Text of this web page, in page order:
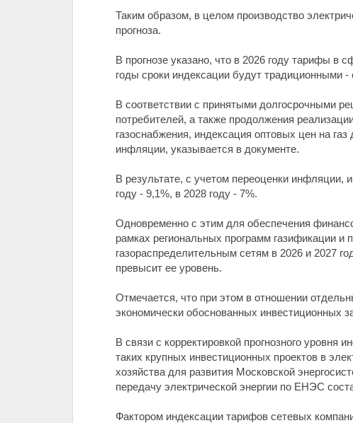
Таким образом, в целом производство
прогноза.
В прогнозе указано, что в 2026 году тарифы в
годы сроки индексации будут традиционными -
В соответствии с принятыми долгосрочными
потребителей, а также продолжения
газоснабжения, индексация оптовых цен на
инфляции, указывается в документе.
В результате, с учетом переоценки инфляции,
году - 9,1%, в 2028 году - 7%.
Одновременно с этим для обеспечения
рамках региональных программ газификации и
газораспределительным сетям в 2026 и 2027
превысит ее уровень.
Отмечается, что при этом в отношении
экономически обоснованных инвестиционных
В связи с корректировкой прогнозного уровня
таких крупных инвестиционных проектов в
хозяйства для развития Московской
передачу электрической энергии по ЕНЭС
Фактором индексации тарифов сетевых